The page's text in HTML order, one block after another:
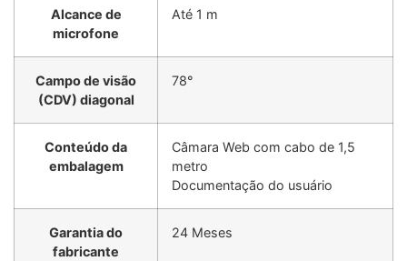
Alcance de
microfone
Até 1 m
Campo de visão
(CDV) diagonal
78°
Conteúdo da
embalagem
Câmara Web com cabo de 1,5
metro
Documentação do usuário
Garantia do
fabricante
24 Meses